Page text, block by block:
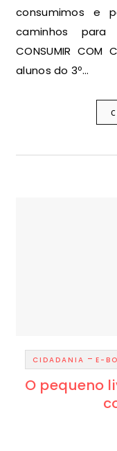
consumimos e
caminhos para
CONSUMIR
alunos do 3º…
CIDADANIA - E-
O pequeno